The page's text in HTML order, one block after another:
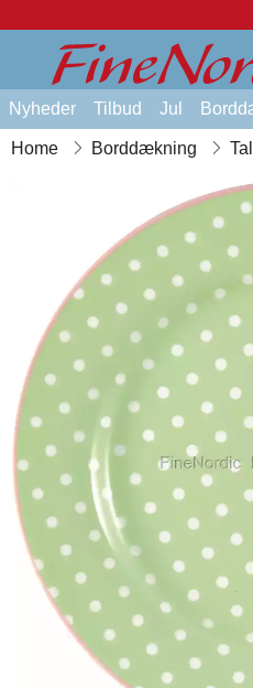
Nyheder Tilbud Jul
Home Borddækning